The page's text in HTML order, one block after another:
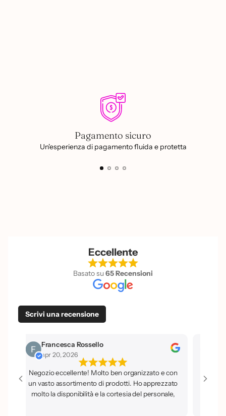
Pagamento sicuro
Un'esperienza di pagamento fluida e protetta
Eccellente
Basato su 65 Recensioni
Scrivi una recensione
ben organizzato e con
di prodotti. Ho apprezzato
la cortesia del personale,